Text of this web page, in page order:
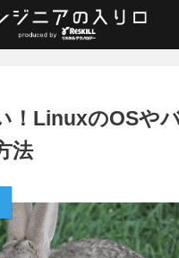
やバージョンの確認方法
！LinuxのOSや
法